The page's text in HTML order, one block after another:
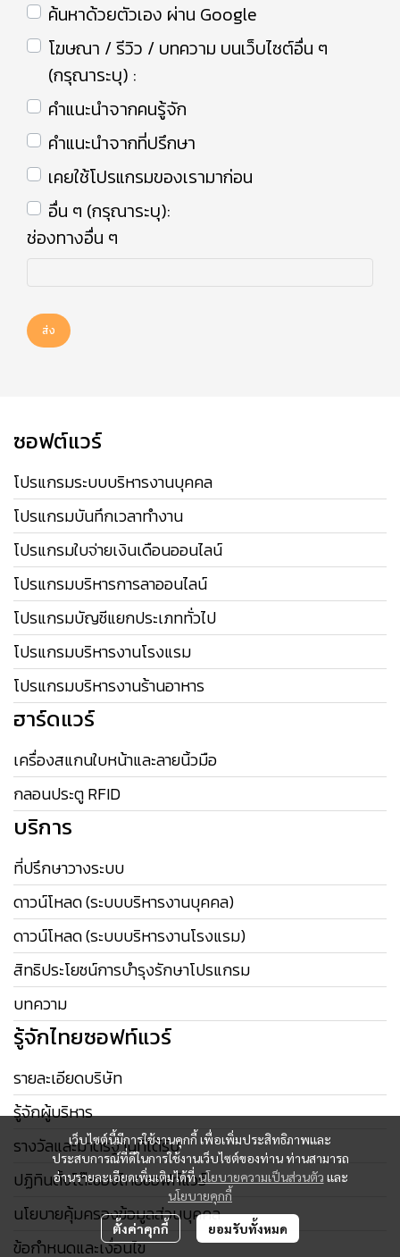
ค้นหาด้วยตัวเอง ผ่าน Google
โฆษณา / รีวิว / บทความ บนเว็บไซต์อื่น ๆ
(กรุณาระบุ) :
คำแนะนำจากคนรู้จัก
คำแนะนำจากที่ปรึกษา
เคยใช้โปรแกรมของเรามาก่อน
อื่น ๆ (กรุณาระบุ):
ช่องทางอื่น ๆ
ส่ง
เว็บไซต์นี้มีการใช้งานคุกกี้ เพื่อเพิ่มประสิทธิภาพและ
ประสบการณ์ที่ดีในการใช้งานเว็บไซต์ของท่าน ท่านสามารถ
อ่านรายละเอียดเพิ่มเติมได้ที่นโยบายความเป็นส่วนตัว และ
นโยบายคุกกี้
ตั้งค่าคุกกี้ ยอมรับทั้งหมด
ซอฟต์แวร์
โปรแกรมระบบบริหารงานบุคคล
โปรแกรมบันทึกเวลาทำงาน
โปรแกรมใบจ่ายเงินเดือนออนไลน์
โปรแกรมบริหารการลาออนไลน์
โปรแกรมบัญชีแยกประเภททั่วไป
โปรแกรมบริหารงานโรงแรม
โปรแกรมบริหารงานร้านอาหาร
ฮาร์ดแวร์
เครื่องสแกนใบหน้าและลายนิ้วมือ
กลอนประตู RFID
บริการ
ที่ปรึกษาวางระบบ
ดาวน์โหลด (ระบบบริหารงานบุคคล)
ดาวน์โหลด (ระบบบริหารงานโรงแรม)
สิทธิประโยชน์การบำรุงรักษาโปรแกรม
บทความ
รู้จักไทยซอฟท์แวร์
รายละเอียดบริษัท
รู้จักผู้บริหาร
รางวัลและมาตรฐานที่ได้รับ
ปฏิทินตั้งโต๊ะของไทยซอฟท์แวร์
นโยบายคุ้มครองข้อมูลส่วนบุคคล
ข้อกำหนดและเงื่อนไข